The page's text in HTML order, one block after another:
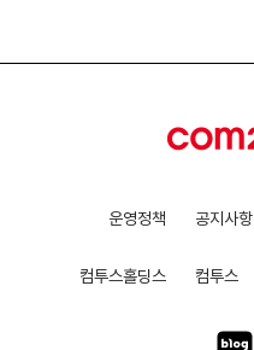
운영정책 공지사항
컴투스홀딩스 컴투스